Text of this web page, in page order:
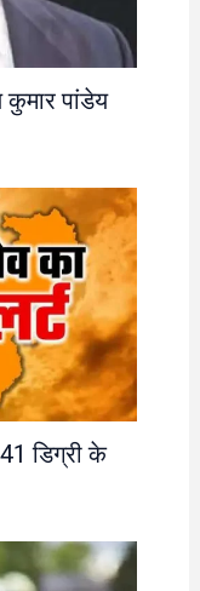
कुमार पांडेय
डिग्री के